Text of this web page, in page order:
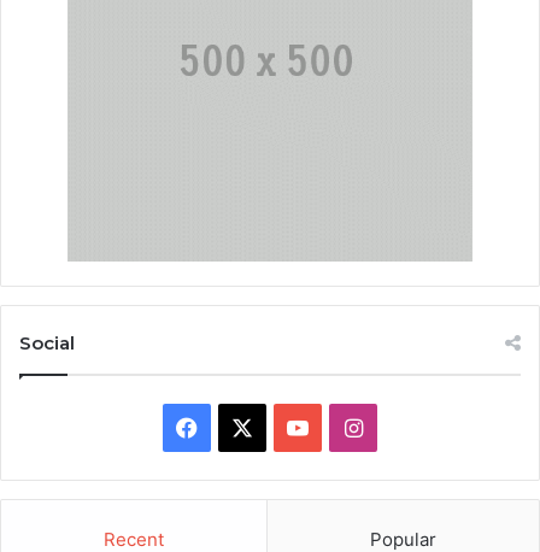
Social
Facebook YouTubeInstagram
Recent Popular